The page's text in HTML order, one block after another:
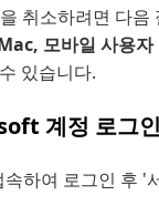
취소하려면 다음
모바일 사용자
있습니다.
계정 로그인
속하여 로그인 후 '